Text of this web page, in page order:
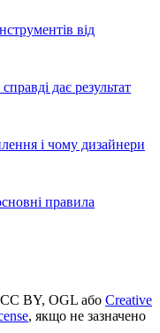
від
дає результат
і чому дизайнери
правила
CC BY, OGL або Creative
, якщо не зазначено